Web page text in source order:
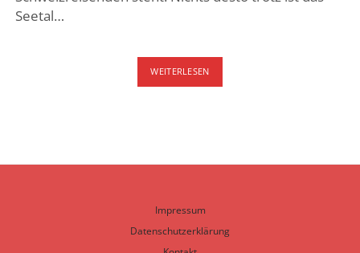
Seetal…
WEITERLESENSEETAL
IM
SEMPACHER
Impressum
Datenschutzerklärung